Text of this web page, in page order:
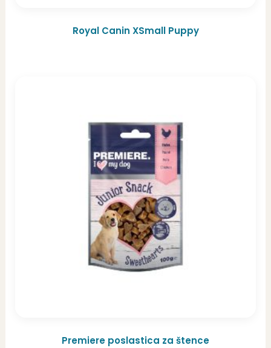
Royal Canin XSmall Puppy
Premiere poslastica za štence